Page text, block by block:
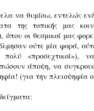
να θυμίσω, εντελώς
της τοπικής μας
όπου οι θεσμικοί μας
ούτε μία φορά,
πολύ «προσεχτικοί»),
άποψη, να
(για την πλειοψηφία